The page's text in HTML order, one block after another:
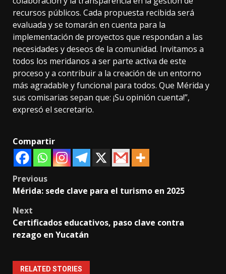
recursos públicos. Cada propuesta recibida será
evaluada y se tomarán en cuenta para la
implementación de proyectos que respondan a las
necesidades y deseos de la comunidad. Invitamos a
todos los meridanos a ser parte activa de este
proceso y a contribuir a la creación de un entorno
más agradable y funcional para todos. Que Mérida y
sus comisarias sepan que: ¡Su opinión cuenta!”,
expresó el secretario.
Compartir
Post
Previous
Mérida: sede clave para el turismo en 2025
Next
Certificados educativos, paso clave contra
rezago en Yucatán
RELATED STORIES